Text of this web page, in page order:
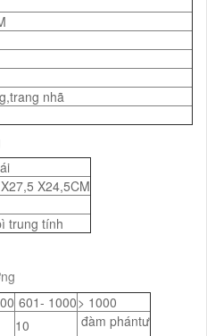
nhã
X24,5CM
trung tính
601- 1000> 1000
10 đàm phántư